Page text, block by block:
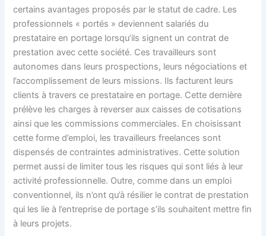
certains avantages proposés par le statut de cadre. Les
professionnels « portés » deviennent salariés du
prestataire en portage lorsqu’ils signent un contrat de
prestation avec cette société. Ces travailleurs sont
autonomes dans leurs prospections, leurs négociations et
l’accomplissement de leurs missions. Ils facturent leurs
clients à travers ce prestataire en portage. Cette dernière
prélève les charges à reverser aux caisses de cotisations
ainsi que les commissions commerciales. En choisissant
cette forme d’emploi, les travailleurs freelances sont
dispensés de contraintes administratives. Cette solution
permet aussi de limiter tous les risques qui sont liés à leur
activité professionnelle. Outre, comme dans un emploi
conventionnel, ils n’ont qu’à résilier le contrat de prestation
qui les lie à l’entreprise de portage s’ils souhaitent mettre fin
à leurs projets.